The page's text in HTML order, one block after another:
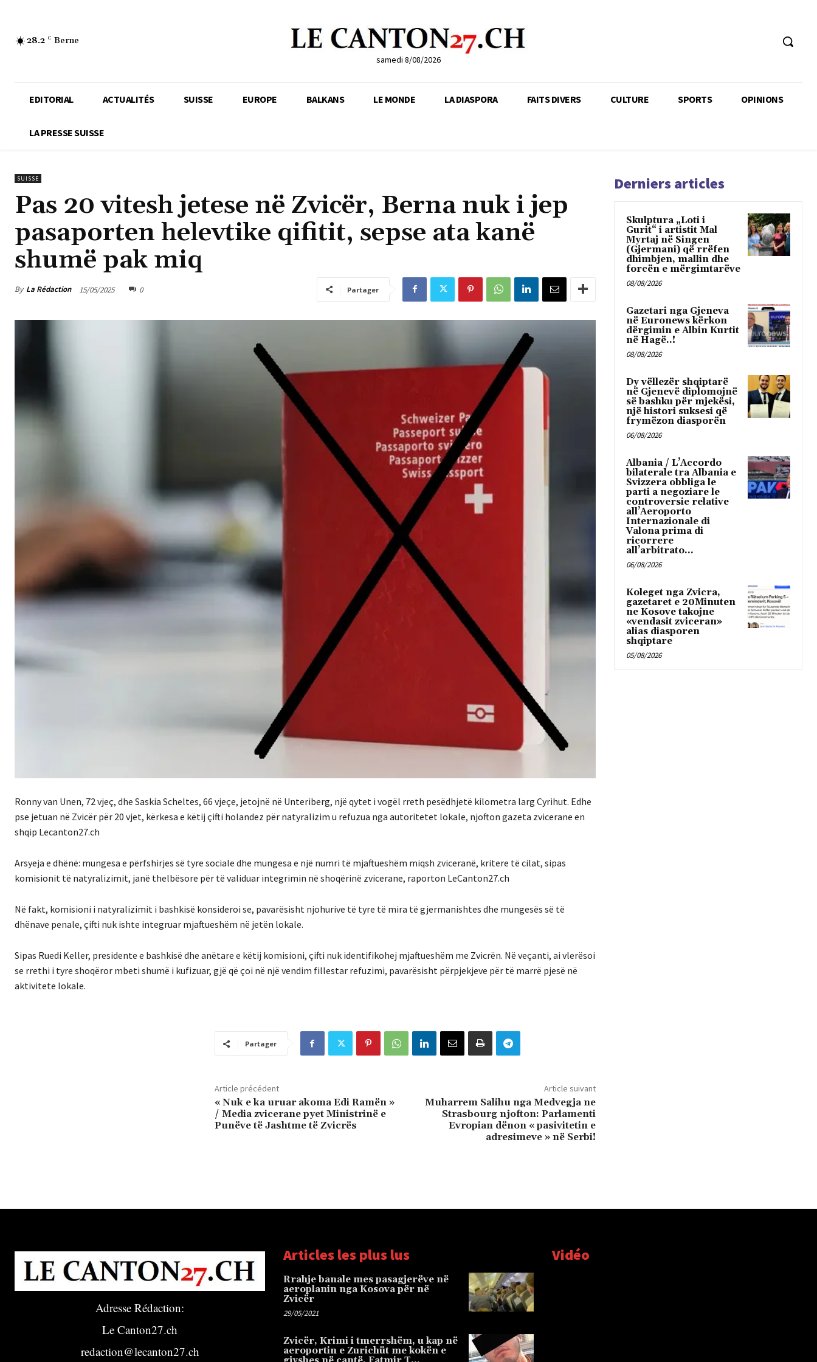
28.2 C Berne
samedi 8/08/2026
EDITORIAL ACTUALITÉS SUISSE EUROPE BALKANS LE MONDE LA DIASPORA FAITS DIVERS CULTURE SPORTS OPINIONS
LA PRESSE SUISSE
SUISSE
Pas 20 vitesh jetese në Zvicër, Berna nuk i jep
pasaporten helevtike qifitit, sepse ata kanë
shumë pak miq
By La Rédaction 15/05/2025 0 Partager
Ronny van Unen, 72 vjeç, dhe Saskia Scheltes, 66 vjeçe, jetojnë në Unteriberg, një qytet i vogël rreth pesëdhjetë kilometra larg Cyrihut. Edhe
pse jetuan në Zvicër për 20 vjet, kërkesa e këtij çifti holandez për natyralizim u refuzua nga autoritetet lokale, njofton gazeta zvicerane en
shqip Lecanton27.ch
Arsyeja e dhënë: mungesa e përfshirjes së tyre sociale dhe mungesa e një numri të mjaftueshëm miqsh zviceranë, kritere të cilat, sipas
komisionit të natyralizimit, janë thelbësore për të validuar integrimin në shoqërinë zvicerane, raporton LeCanton27.ch
Në fakt, komisioni i natyralizimit i bashkisë konsideroi se, pavarësisht njohurive të tyre të mira të gjermanishtes dhe mungesës së të
dhënave penale, çifti nuk ishte integruar mjaftueshëm në jetën lokale.
Sipas Ruedi Keller, presidente e bashkisë dhe anëtare e këtij komisioni, çifti nuk identifikohej mjaftueshëm me Zvicrën. Në veçanti, ai vlerësoi
se rrethi i tyre shoqëror mbeti shumë i kufizuar, gjë që çoi në një vendim fillestar refuzimi, pavarësisht përpjekjeve për të marrë pjesë në
aktivitete lokale.
Partager
Article précédent
« Nuk e ka uruar akoma Edi Ramën »
/ Media zvicerane pyet Ministrinë e
Punëve të Jashtme të Zvicrës
Article suivant
Muharrem Salihu nga Medvegja ne
Strasbourg njofton: Parlamenti
Evropian dënon « pasivitetin e
adresimeve » në Serbi!
Derniers articles
Skulptura „Loti i
Gurit“ i artistit Mal
Myrtaj në Singen
(Gjermani) që rrëfen
dhimbjen, mallin dhe
forcën e mërgimtarëve
08/08/2026
Gazetari nga Gjeneva
në Euronews kërkon
dërgimin e Albin Kurtit
në Hagë..!
08/08/2026
Dy vëllezër shqiptarë
në Gjenevë diplomojnë
së bashku për mjekësi,
një histori suksesi që
frymëzon diasporën
06/08/2026
Albania / L’Accordo
bilaterale tra Albania e
Svizzera obbliga le
parti a negoziare le
controversie relative
all’Aeroporto
Internazionale di
Valona prima di
ricorrere
all’arbitrato...
06/08/2026
Koleget nga Zvicra,
gazetaret e 20Minuten
ne Kosove takojne
«vendasit zviceran»
alias diasporen
shqiptare
05/08/2026
Adresse Rédaction:
Le Canton27.ch
redaction@lecanton27.ch
Articles les plus lus
Rrahje banale mes pasagjerëve në
aeroplanin nga Kosova për në
Zvicër
29/05/2021
Zvicër, Krimi i tmerrshëm, u kap në
aeroportin e Zurichüt me kokën e
Vidéo